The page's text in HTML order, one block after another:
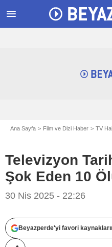
menu
Ana Sayfa Film ve Dizi Haber TV
Televizyon
Şok Eden 10
30 Nis 2025 - 22:26
Beyazperde'yi favori